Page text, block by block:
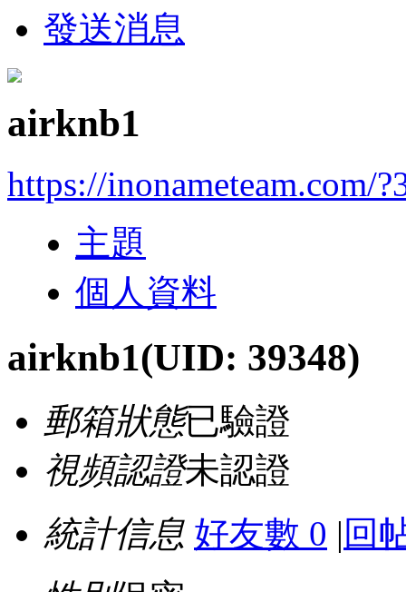
發送消息
airknb1
https://inonameteam.com/
主題
個人資料
airknb1(UID: 39348)
郵箱狀態已驗證
視頻認證未認證
統計信息 好友數 0 | 回